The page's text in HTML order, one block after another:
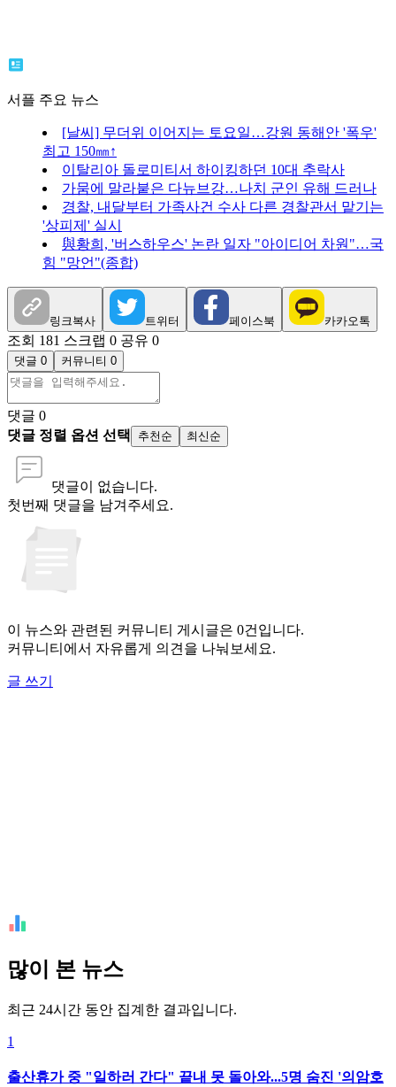
서플 주요 뉴스
[날씨] 무더위 이어지는 토요일…강원 동해안 '폭우'
최고 150㎜↑
이탈리아 돌로미티서 하이킹하던 10대 추락사
가뭄에 말라붙은 다뉴브강…나치 군인 유해 드러나
경찰, 내달부터 가족사건 수사 다른 경찰관서 맡기는
'상피제' 실시
與황희, '버스하우스' 논란 일자 "아이디어 차원"…국
힘 "망언"(종합)
링크복사 트위터 페이스북 카카오톡
조회 181 스크랩 0 공유 0
댓글 0 커뮤니티 0
댓글 0
댓글 정렬 옵션 선택
추천순 최신순
댓글이 없습니다.
첫번째 댓글을 남겨주세요.
이 뉴스와 관련된 커뮤니티 게시글은 0건입니다.
커뮤니티에서 자유롭게 의견을 나눠보세요.
글 쓰기
많이 본 뉴스
최근 24시간 동안 집계한 결과입니다.
1
출산휴가 중 "일하러 간다" 끝내 못 돌아와...5명 숨진 '의암호